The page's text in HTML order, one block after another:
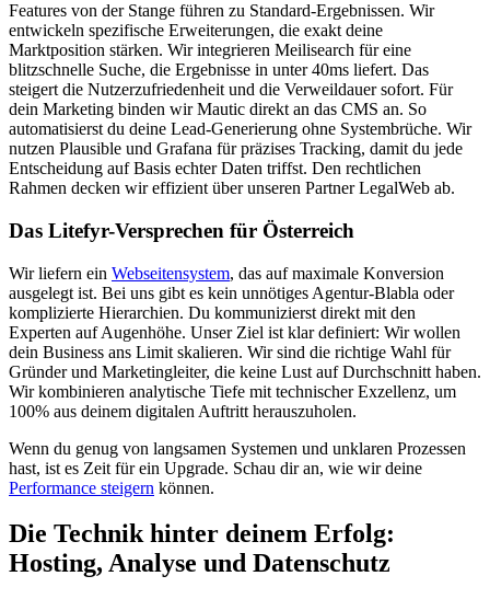
Features von der Stange führen zu Standard-Ergebnissen. Wir
entwickeln spezifische Erweiterungen, die exakt deine
Marktposition stärken. Wir integrieren Meilisearch für eine
blitzschnelle Suche, die Ergebnisse in unter 40ms liefert. Das
steigert die Nutzerzufriedenheit und die Verweildauer sofort. Für
dein Marketing binden wir Mautic direkt an das CMS an. So
automatisierst du deine Lead-Generierung ohne Systembrüche. Wir
nutzen Plausible und Grafana für präzises Tracking, damit du jede
Entscheidung auf Basis echter Daten triffst. Den rechtlichen
Rahmen decken wir effizient über unseren Partner LegalWeb ab.
Das Litefyr-Versprechen für Österreich
Wir liefern ein Webseitensystem, das auf maximale Konversion
ausgelegt ist. Bei uns gibt es kein unnötiges Agentur-Blabla oder
komplizierte Hierarchien. Du kommunizierst direkt mit den
Experten auf Augenhöhe. Unser Ziel ist klar definiert: Wir wollen
dein Business ans Limit skalieren. Wir sind die richtige Wahl für
Gründer und Marketingleiter, die keine Lust auf Durchschnitt haben.
Wir kombinieren analytische Tiefe mit technischer Exzellenz, um
100% aus deinem digitalen Auftritt herauszuholen.
Wenn du genug von langsamen Systemen und unklaren Prozessen
hast, ist es Zeit für ein Upgrade. Schau dir an, wie wir deine
Performance steigern können.
Die Technik hinter deinem Erfolg:
Hosting, Analyse und Datenschutz